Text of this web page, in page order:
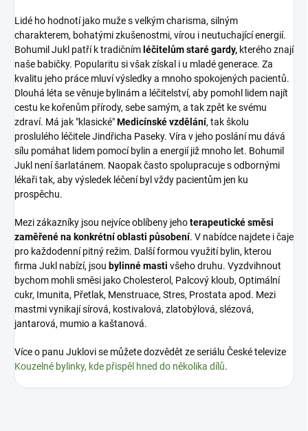
Lidé ho hodnotí jako muže s velkým charisma, silným
charakterem, bohatými zkušenostmi, vírou i neutuchající energií.
Bohumil Jukl patří k tradičním léčitelům staré gardy, kterého znají
naše babičky. Popularitu si však získal i u mladé generace. Za
kvalitu jeho práce mluví výsledky a mnoho spokojených pacientů.
Dlouhá léta se věnuje bylinám a léčitelství, aby pomohl lidem najít
cestu ke kořenům přírody, sebe samým, a tak zpět ke svému
zdraví. Má jak "klasické"Medicínské vzdělání, tak školu
proslulého léčitele Jindřicha Paseky. Víra v jeho poslání mu dává
sílu pomáhat lidem pomocí bylin a energií již mnoho let. Bohumil
Jukl není šarlatánem. Naopak často spolupracuje s odbornými
lékaři tak, aby výsledek léčení byl vždy pacientům jen ku
prospěchu.
Mezi zákazníky jsou nejvíce oblíbeny jehoterapeutické směsi
zaměřené na konkrétní oblasti působení. V nabídce najdete i čaje
pro každodenní pitný režim. Další formou využití bylin, kterou
firma Jukl nabízí, jsou bylinné masti všeho druhu. Vyzdvihnout
bychom mohli směsi jako Cholesterol, Palcový kloub, Optimální
cukr, Imunita, Přetlak, Menstruace, Stres, Prostata apod. Mezi
mastmi vynikají sírová, kostivalová, zlatobýlová, slézová,
jantarová, mumio a kaštanová.
Více o panu Juklovi se můžete dozvědět ze seriálu České televize
Kouzelné bylinky, kde přispěl hned do několika dílů.